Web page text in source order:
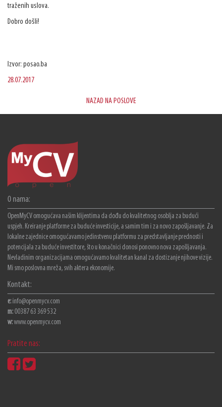
traženih uslova.
Dobro došli!
Izvor: posao.ba
28.07.2017
NAZAD NA POSLOVE
O nama:
OpenMyCV omogućava našim klijentima da dođu do kvalitetnog osoblja za budući
uspjeh. Kreiranje platforme za buduće investicije, a samim tim i za novo zapošljavanje. Za
lokalne zajednice omogućavamo jedinstvenu platformu za predstavljanje prednosti i
potencijala za buduće investitore, što u konačnici donosi ponovno nova zapošljavanja.
Nevladinim organizacijama omogućavamo kvalitetan kanal za dostizanje njihove vizije.
Mi smo poslovna mreža, svih aktera ekonomije.
Kontakt:
e: info@openmycv.com
m: 00387 63 369 532
w:www.openmycv.com
Pratite nas: